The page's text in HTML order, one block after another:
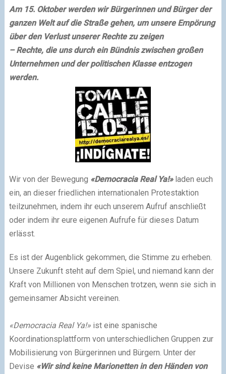
Am 15. Oktober werden wir Bürgerinnen und Bürger der
ganzen Welt auf die Straße gehen, um unsere Empörung
über den Verlust unserer Rechte zu zeigen
– Rechte, die uns durch ein Bündnis zwischen großen
Unternehmen und der politischen Klasse entzogen
werden.
Wir von der Bewegung «Democracia Real Ya!»laden euch
ein, an dieser friedlichen internationalen Protestaktion
teilzunehmen, indem ihr euch unserem Aufruf anschließt
oder indem ihr eure eigenen Aufrufe für dieses Datum
erlässt.
Es ist der Augenblick gekommen, die Stimme zu erheben.
Unsere Zukunft steht auf dem Spiel, und niemand kann der
Kraft von Millionen von Menschen trotzen, wenn sie sich in
gemeinsamer Absicht vereinen.
«Democracia Real Ya!»ist eine spanische
Koordinationsplattform von unterschiedlichen Gruppen zur
Mobilisierung von Bürgerinnen und Bürgern. Unter der
Devise «Wir sind keine Marionetten in den Händen von